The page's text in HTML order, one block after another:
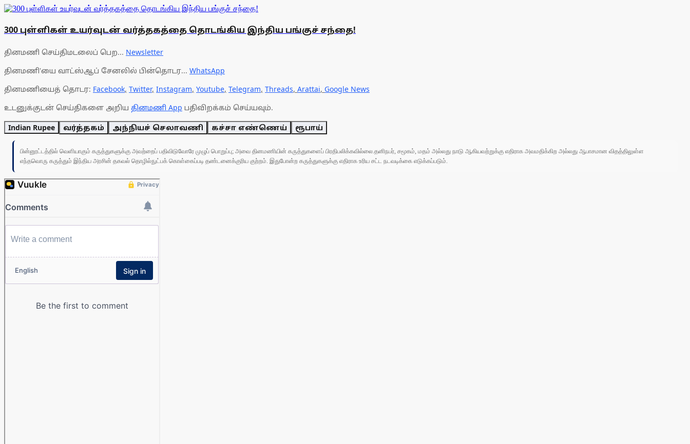
300 புள்ளிகள் உயர்வுடன் வர்த்தகத்தை தொடங்கிய இந்திய பங்குச் சந்தை!
தினமணி செய்திமடலைப் பெற... Newsletter
தினமணி'யை வாட்ஸ்ஆப் சேனலில் பின்தொடர... WhatsApp
தினமணியைத் தொடர: Facebook, Twitter, Instagram, Youtube, Telegram, Threads, Arattai, Google News
உடனுக்குடன் செய்திகளை அறிய தினமணி App பதிவிறக்கம் செய்யவும்.
Indian Rupee வர்த்தகம் அந்நியச் செலாவணி கச்சா எண்ணெய் ரூபாய்
பின்னூட்டத்தில் வெளியாகும் கருத்துகளுக்கு அவற்றைப் பதிவிடுவோரே முழுப் பொறுப்பு; அவை தினமணியின் கருத்துகளைப் பிரதிபலிக்கவில்லை.தனிநபர், சமூகம், மதம் அல்லது நாடு ஆகியவற்றுக்கு எதிராக அவமதிக்கிற அல்லது ஆபாசமான விதத்திலுள்ள
எந்தவொரு கருத்தும் இந்திய அரசின் தகவல் தொழில்நுட்பக் கொள்கைப்படி தண்டனைக்குரிய குற்றம். இதுபோன்ற கருத்துகளுக்கு எதிராக உரிய சட்ட நடவடிக்கை எடுக்கப்படும்.